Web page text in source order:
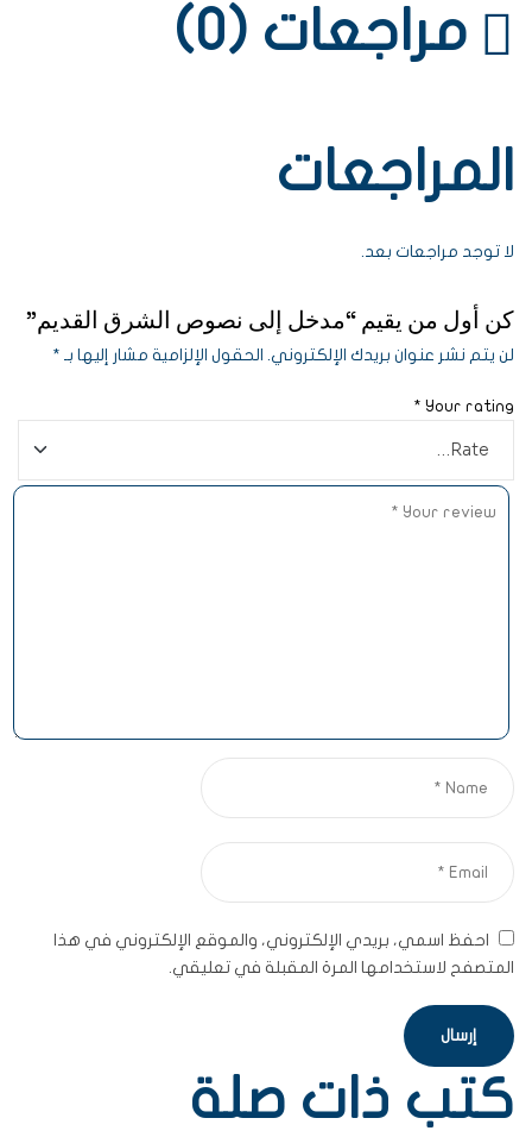
مراجعات (0)
المراجعات
لا توجد مراجعات بعد.
كن أول من يقيم “مدخل إلى نصوص الشرق القديم”
لن يتم نشر عنوان بريدك الإلكتروني. الحقول الإلزامية مشار إليها بـ *
Your rating
*
احفظ اسمي، بريدي الإلكتروني، والموقع الإلكتروني في هذا
المتصفح لاستخدامها المرة المقبلة في تعليقي.
كتب ذات صلة